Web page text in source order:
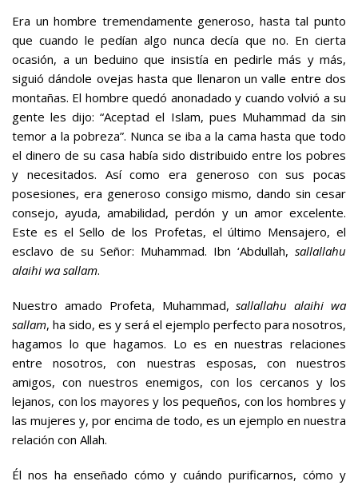
Era un hombre tremendamente generoso, hasta tal punto
que cuando le pedían algo nunca decía que no. En cierta
ocasión, a un beduino que insistía en pedirle más y más,
siguió dándole ovejas hasta que llenaron un valle entre dos
montañas. El hombre quedó anonadado y cuando volvió a su
gente les dijo: “Aceptad el Islam, pues Muhammad da sin
temor a la pobreza”. Nunca se iba a la cama hasta que todo
el dinero de su casa había sido distribuido entre los pobres
y necesitados. Así como era generoso con sus pocas
posesiones, era generoso consigo mismo, dando sin cesar
consejo, ayuda, amabilidad, perdón y un amor excelente.
Este es el Sello de los Profetas, el último Mensajero, el
esclavo de su Señor: Muhammad. Ibn ‘Abdullah, sallallahu
alaihi wa sallam.
Nuestro amado Profeta, Muhammad,sallallahu alaihi wa
sallam, ha sido, es y será el ejemplo perfecto para nosotros,
hagamos lo que hagamos. Lo es en nuestras relaciones
entre nosotros, con nuestras esposas, con nuestros
amigos, con nuestros enemigos, con los cercanos y los
lejanos, con los mayores y los pequeños, con los hombres y
las mujeres y, por encima de todo, es un ejemplo en nuestra
relación con Allah.
Él nos ha enseñado cómo y cuándo purificarnos, cómo y